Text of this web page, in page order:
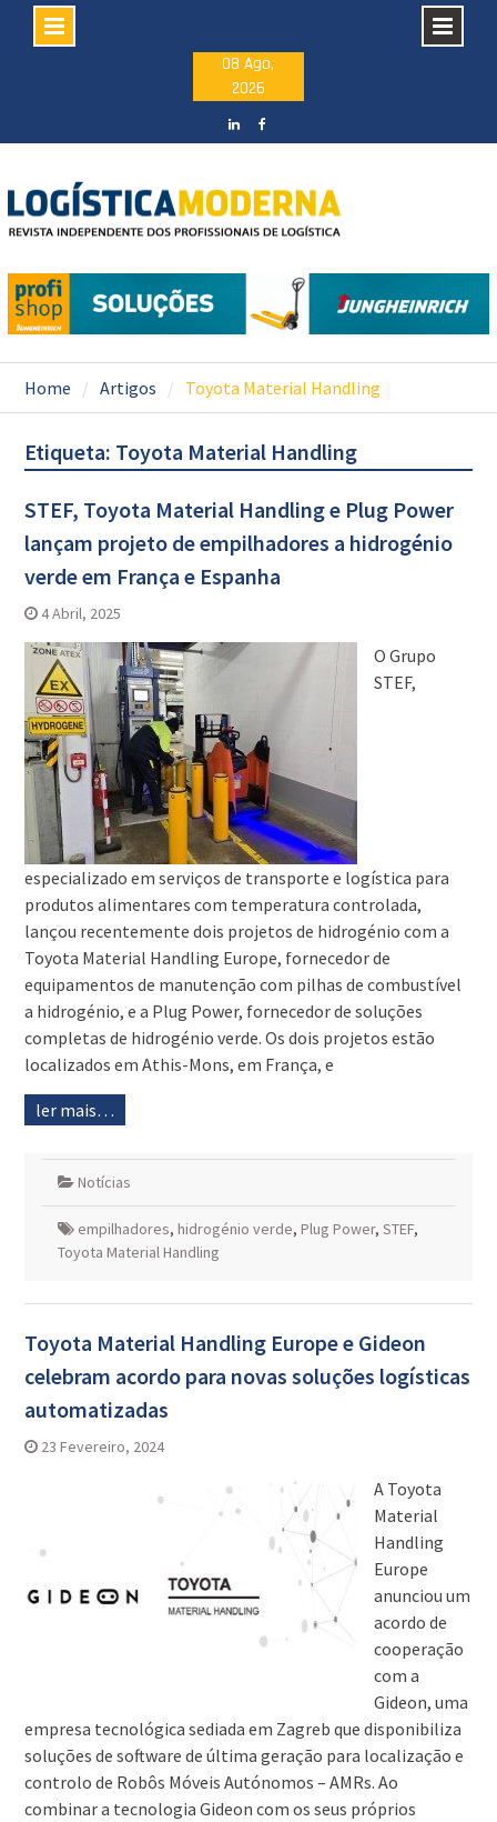
08 Ago,
2026
Home Artigos Toyota Material Handling
Etiqueta: Toyota Material Handling
STEF, Toyota Material Handling e Plug Power
lançam projeto de empilhadores a hidrogénio
verde em França e Espanha
4 Abril, 2025
O Grupo
STEF,
especializado em serviços de transporte e logística para
produtos alimentares com temperatura controlada,
lançou recentemente dois projetos de hidrogénio com a
Toyota Material Handling Europe, fornecedor de
equipamentos de manutenção com pilhas de combustível
a hidrogénio, e a Plug Power, fornecedor de soluções
completas de hidrogénio verde. Os dois projetos estão
localizados em Athis-Mons, em França, e
ler mais…
Notícias
empilhadores, hidrogénio verde, Plug Power, STEF,
Toyota Material Handling
Toyota Material Handling Europe e Gideon
celebram acordo para novas soluções logísticas
automatizadas
23 Fevereiro, 2024
A Toyota
Material
Handling
Europe
anunciou um
acordo de
cooperação
com a
Gideon, uma
empresa tecnológica sediada em Zagreb que disponibiliza
soluções de software de última geração para localização e
controlo de Robôs Móveis Autónomos – AMRs. Ao
combinar a tecnologia Gideon com os seus próprios